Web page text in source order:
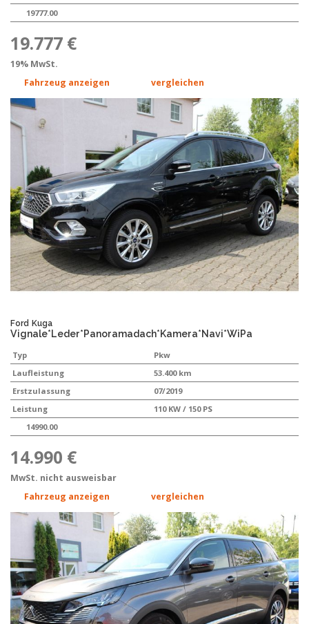
19777.00
19.777 €
19% MwSt.
Fahrzeug anzeigen
vergleichen
Ford Kuga
Vignale*Leder*Panoramadach*Kamera*Navi*WiPa
Typ
Pkw
Laufleistung
53.400 km
Erstzulassung
07/2019
Leistung
110 KW / 150 PS
14990.00
14.990 €
MwSt. nicht ausweisbar
Fahrzeug anzeigen
vergleichen